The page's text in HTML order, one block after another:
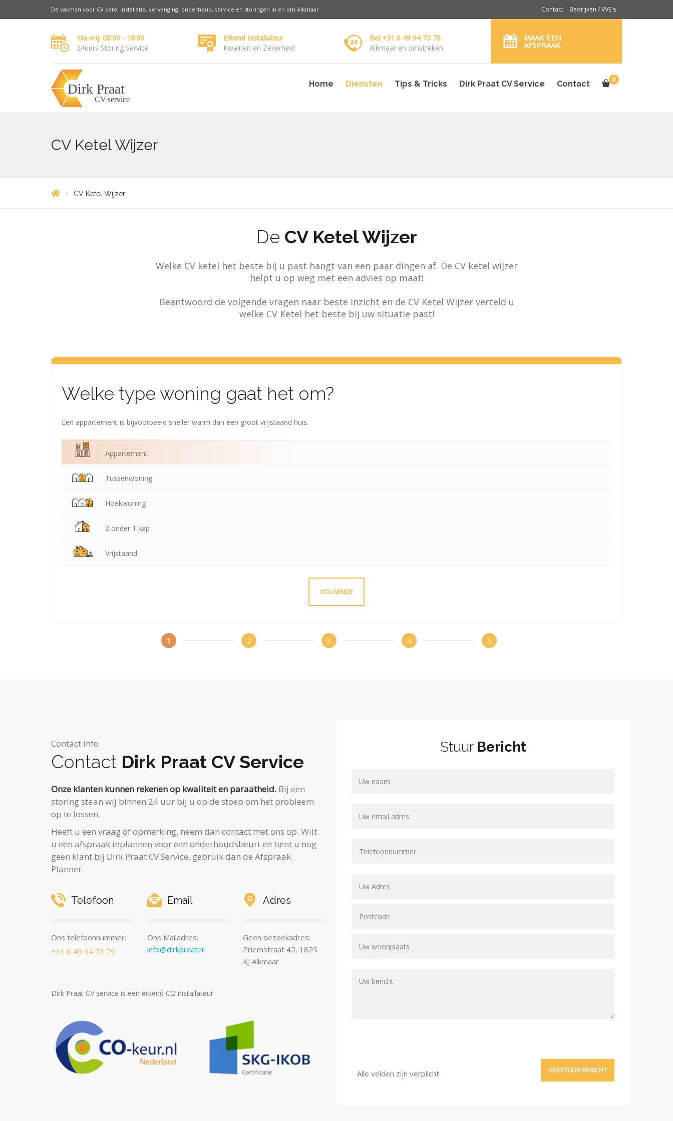
Dé vakman voor CV ketel installatie, vervanging, onderhoud, service en storingen in en om Alkmaar Bedrijven / VVE's
Contact
Ma-vrij: 08:00 - 18:00
24uurs Storing Service
Erkend Installateur
Kwaliteit en Zekerheid
Bel +31 6 49 94 73 79
Alkmaar en omstreken
MAAK EEN
AFSPRAAK
Home Diensten Tips & Tricks Dirk Praat CV Service Contact 0
CV Ketel Wijzer
CV Ketel Wijzer
De CV Ketel Wijzer
Welke CV ketel het beste bij u past hangt van een paar dingen af. De CV ketel wijzer
helpt u op weg met een advies op maat!
Beantwoord de volgende vragen naar beste inzicht en de CV Ketel Wijzer verteld u
welke CV Ketel het beste bij uw situatie past!
Welke type woning gaat het om?
Een appartement is bijvoorbeeld sneller warm dan een groot vrijstaand huis.
Appartement
Tussenwoning
Hoekwoning
2 onder 1 kap
Vrijstaand
VOLGENDE
Contact Info
Contact Dirk Praat CV Service
Onze klanten kunnen rekenen op kwaliteit en paraatheid. Bij een
storing staan wij binnen 24 uur bij u op de stoep om het probleem
op te lossen.
Heeft u een vraag of opmerking, neem dan contact met ons op. Wilt
u een afspraak inplannen voor een onderhoudsbeurt en bent u nog
geen klant bij Dirk Praat CV Service, gebruik dan de Afspraak
Planner.
Telefoon
Ons telefoonnummer:
+31 6 49 94 73 79
Email
Ons Mailadres:
info@dirkpraat.nl
Adres
Geen bezoekadres:
Priemstraat 42, 1825
KJ Alkmaar
Dirk Praat CV service is een erkend CO installateur
Stuur Bericht
Alle velden zijn verplicht